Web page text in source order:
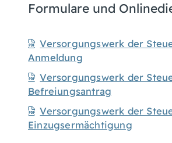
Formulare und
Versorgungswerk der
Anmeldung
Versorgungswerk der
Befreiungsantrag
Versorgungswerk der
Einzugsermächtigung